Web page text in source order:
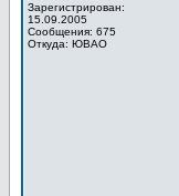
Зарегистрирован:
15.09.2005
Сообщения: 675
Откуда: ЮВАО